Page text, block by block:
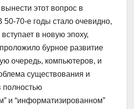
этот вопрос в
50-70-е годы стало очевидно,
в новую эпоху,
бурное развитие
очередь, компьютеров, и
существования и
полностью
и “информатизированном”